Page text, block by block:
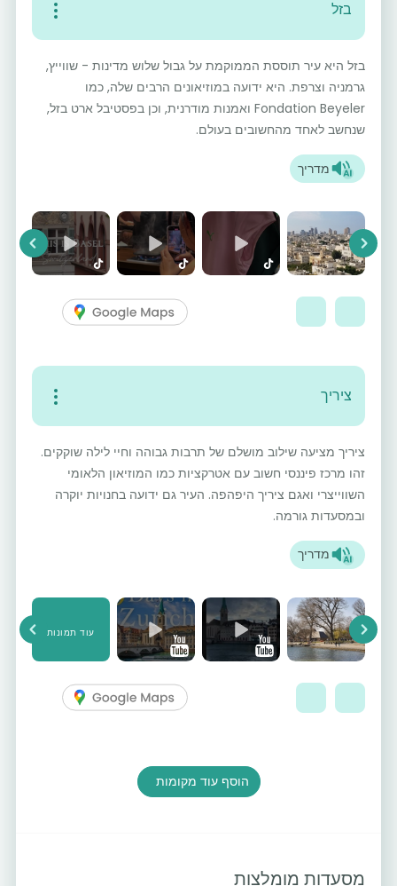
בזל
בזל היא עיר תוססת הממוקמת על גבול שלוש מדינות - שווייץ,
גרמניה וצרפת. היא ידועה במוזיאונים הרבים שלה, כמו
Fondation Beyeler ואמנות מודרנית, וכן בפסטיבל ארט בזל,
שנחשב לאחד מהחשובים בעולם.
מדריך
Next
ציריך
ציריך מציעה שילוב מושלם של תרבות גבוהה וחיי לילה שוקקים.
זהו מרכז פיננסי חשוב עם אטרקציות כמו המוזיאון הלאומי
השווייצרי ואגם ציריך היפהפה. העיר גם ידועה בחנויות יוקרה
ובמסעדות גורמה.
מדריך
עוד תמונות Next
הוסף עוד מקומות
מסעדות מומלצות